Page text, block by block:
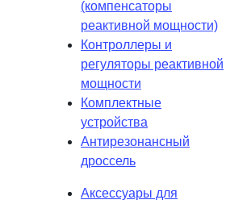
(компенсаторы
реактивной мощности)
Контроллеры и
регуляторы реактивной
мощности
Комплектные
устройства
Антирезонансный
дроссель
Аксессуары для